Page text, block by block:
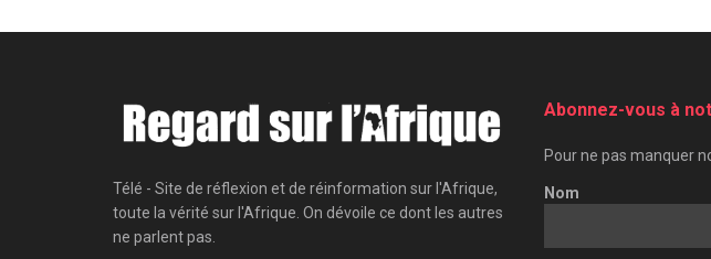
Télé - Site de réflexion et de réinformation sur l'Afrique,
toute la vérité sur l'Afrique. On dévoile ce dont les autres
ne parlent pas.
Abonnez-vous à
Pour ne pas manquer
Nom